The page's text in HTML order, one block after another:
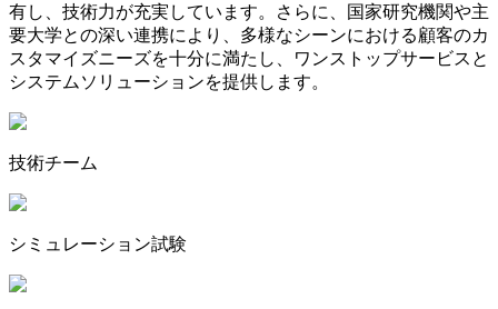
有し、技術力が充実しています。さらに、国家研究機関や主
要大学との深い連携により、多様なシーンにおける顧客のカ
スタマイズニーズを十分に満たし、ワンストップサービスと
システムソリューションを提供します。
技術チーム
シミュレーション試験